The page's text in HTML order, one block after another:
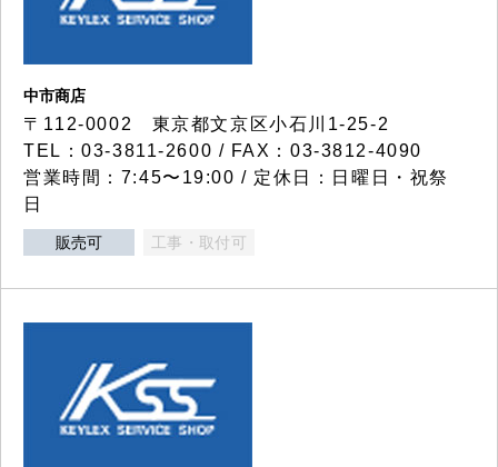
中市商店
〒112-0002 東京都文京区小石川1-25-2
TEL：03-3811-2600 / FAX：03-3812-4090
営業時間：7:45〜19:00 / 定休日：日曜日・祝祭
日
販売可 工事・取付可